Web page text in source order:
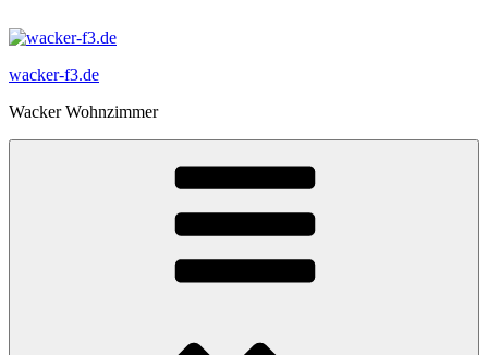
Inhalt
wacker-f3.de
Wacker Wohnzimmer